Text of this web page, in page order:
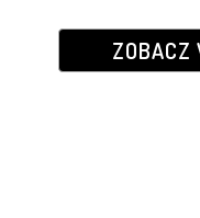
ZOBACZ